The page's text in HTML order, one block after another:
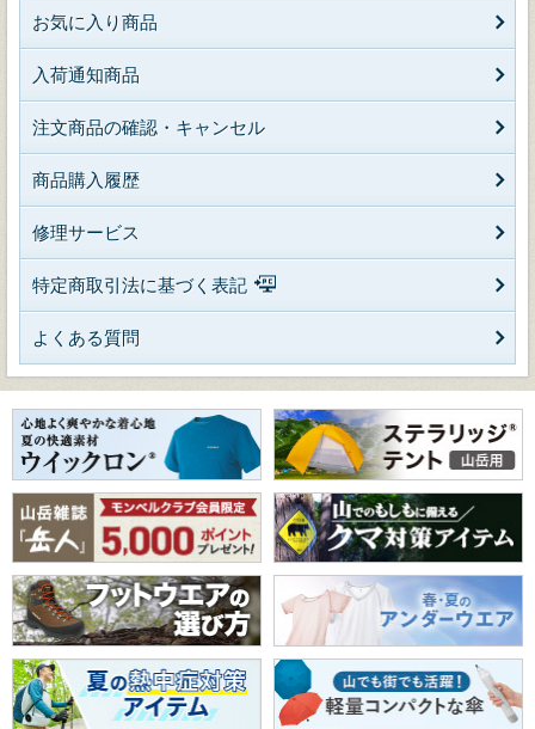
お気に入り商品
入荷通知商品
注文商品の確認・キャンセル
商品購入履歴
修理サービス
特定商取引法に基づく表記
よくある質問